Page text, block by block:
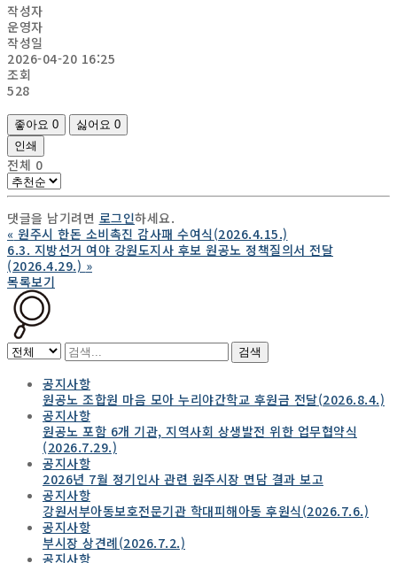
작성자
운영자
작성일
2026-04-20 16:25
조회
528
좋아요 0 싫어요 0
인쇄
전체 0
댓글을 남기려면 로그인하세요.
« 원주시 한돈 소비촉진 감사패 수여식(2026.4.15.)
6.3. 지방선거 여야 강원도지사 후보 원공노 정책질의서 전달
(2026.4.29.) »
목록보기
검색
공지사항
원공노 조합원 마음 모아 누리야간학교 후원금 전달(2026.8.4.)
공지사항
원공노 포함 6개 기관, 지역사회 상생발전 위한 업무협약식
(2026.7.29.)
공지사항
2026년 7월 정기인사 관련 원주시장 면담 결과 보고
공지사항
강원서부아동보호전문기관 학대피해아동 후원식(2026.7.6.)
공지사항
부시장 상견례(2026.7.2.)
공지사항